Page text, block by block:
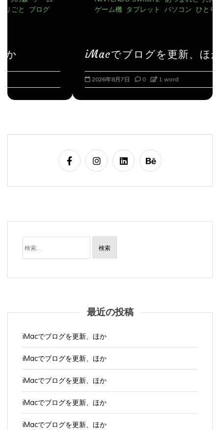
ゲーム機
パソコン ひとりごと ブログ
iMacでブログを更新、ほか
1 word
検
最近の投稿
iMacでブログを更新、ほか
iMacでブログを更新、ほか
iMacでブログを更新、ほか
iMacでブログを更新、ほか
iMacでブログを更新、ほか